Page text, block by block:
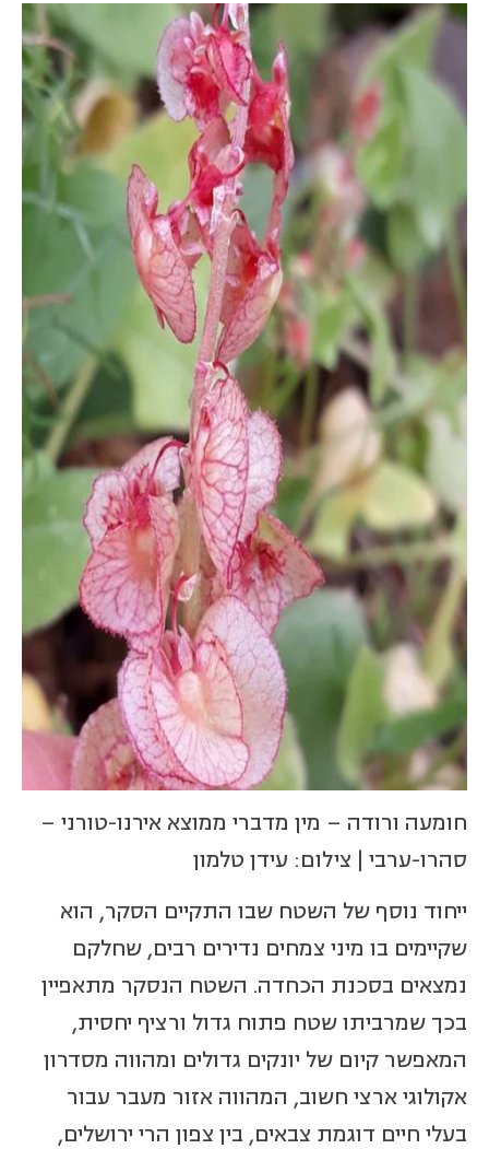
חומעה ורודה – מין מדברי ממוצא אירנו-טורני –
סהרו-ערבי | צילום: עידן טלמון
ייחוד נוסף של השטח שבו התקיים הסקר, הוא
שקיימים בו מיני צמחים נדירים רבים, שחלקם
נמצאים בסכנת הכחדה. השטח הנסקר מתאפיין
בכך שמרביתו שטח פתוח גדול ורציף יחסית,
המאפשר קיום של יונקים גדולים ומהווה מסדרון
אקולוגי ארצי חשוב, המהווה אזור מעבר עבור
בעלי חיים דוגמת צבאים, בין צפון הרי ירושלים,